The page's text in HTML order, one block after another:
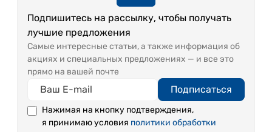
Подпишитесь на рассылку, чтобы получать
лучшие предложения
Самые интересные статьи, а также информация об
акциях и специальных предложениях — и все это
прямо на вашей почте
Подписаться
Нажимая на кнопку подтверждения,
я принимаю условия политики обработки